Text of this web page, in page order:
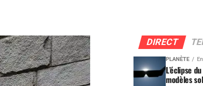
DIRECT
PLANÈTE
L’éclipse
modèles